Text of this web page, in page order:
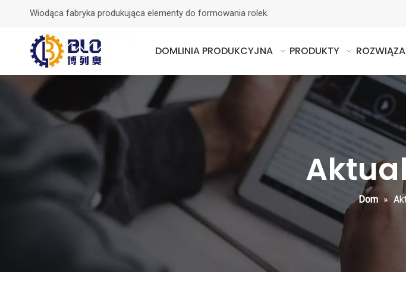
Wiodąca fabryka produkująca elementy do formowania rolek.
DOMLINIA PRODUKCYJNA PRODUKTY
Dom »